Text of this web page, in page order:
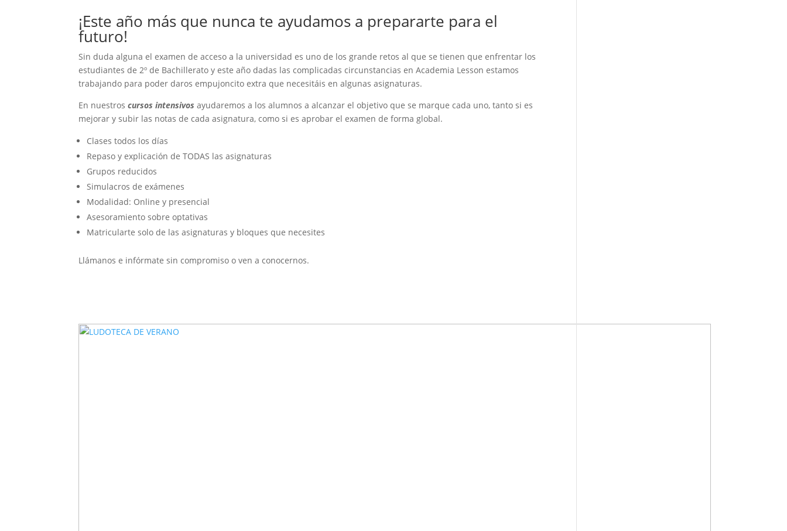
¡Este año más que nunca te ayudamos a prepararte para el
futuro!
Sin duda alguna el examen de acceso a la universidad es uno de los grande retos al que se tienen que enfrentar los
estudiantes de 2º de Bachillerato y este año dadas las complicadas circunstancias en Academia Lesson estamos
trabajando para poder daros empujoncito extra que necesitáis en algunas asignaturas.
En nuestroscursos intensivos ayudaremos a los alumnos a alcanzar el objetivo que se marque cada uno, tanto si es
mejorar y subir las notas de cada asignatura, como si es aprobar el examen de forma global.
Clases todos los días
Repaso y explicación de TODAS las asignaturas
Grupos reducidos
Simulacros de exámenes
Modalidad: Online y presencial
Asesoramiento sobre optativas
Matricularte solo de las asignaturas y bloques que necesites
Llámanos e infórmate sin compromiso o ven a conocernos.